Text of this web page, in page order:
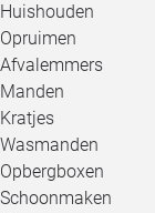
Huishouden
Opruimen
Afvalemmers
Manden
Kratjes
Wasmanden
Opbergboxen
Schoonmaken